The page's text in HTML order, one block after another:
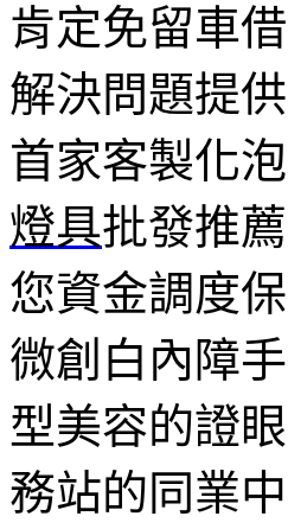
肯定免留車
解決問題提
首家客製化
燈具批發推
您資金調度
微創白內障
型美容的證
務站的同業